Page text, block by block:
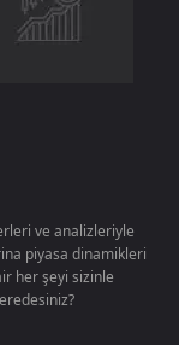
ve analizleriyle
piyasa dinamikleri
her şeyi sizinle